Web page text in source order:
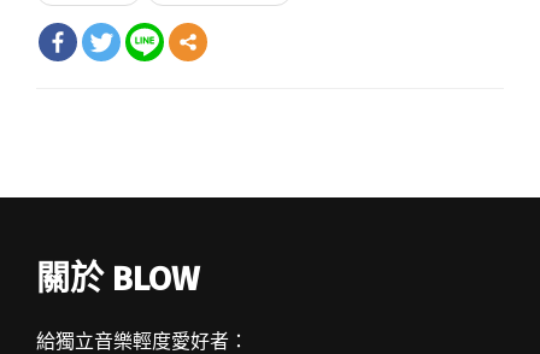
關於 BLOW
給獨立音樂輕度愛好者：